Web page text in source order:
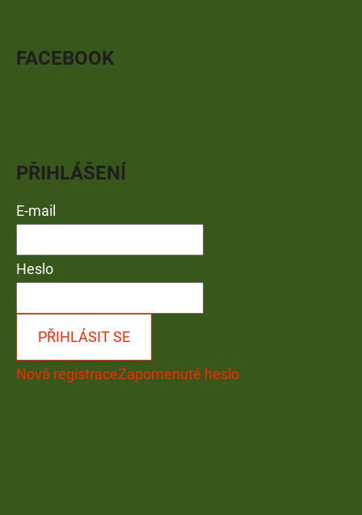
FACEBOOK
PŘIHLÁŠENÍ
E-mail
Heslo
PŘIHLÁSIT SE
Nová registraceZapomenuté heslo